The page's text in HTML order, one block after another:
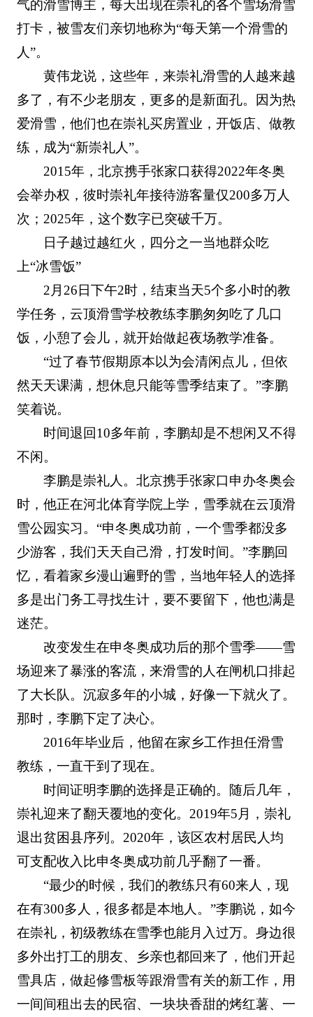
气的滑雪博主，每天出现在崇礼的各个雪场滑雪
打卡，被雪友们亲切地称为“每天第一个滑雪的
人”。
黄伟龙说，这些年，来崇礼滑雪的人越来越
多了，有不少老朋友，更多的是新面孔。因为热
爱滑雪，他们也在崇礼买房置业，开饭店、做教
练，成为“新崇礼人”。
2015年，北京携手张家口获得2022年冬奥
会举办权，彼时崇礼年接待游客量仅200多万人
次；2025年，这个数字已突破千万。
日子越过越红火，四分之一当地群众吃
上“冰雪饭”
2月26日下午2时，结束当天5个多小时的教
学任务，云顶滑雪学校教练李鹏匆匆吃了几口
饭，小憩了会儿，就开始做起夜场教学准备。
“过了春节假期原本以为会清闲点儿，但依
然天天课满，想休息只能等雪季结束了。”李鹏
笑着说。
时间退回10多年前，李鹏却是不想闲又不得
不闲。
李鹏是崇礼人。北京携手张家口申办冬奥会
时，他正在河北体育学院上学，雪季就在云顶滑
雪公园实习。“申冬奥成功前，一个雪季都没多
少游客，我们天天自己滑，打发时间。”李鹏回
忆，看着家乡漫山遍野的雪，当地年轻人的选择
多是出门务工寻找生计，要不要留下，他也满是
迷茫。
改变发生在申冬奥成功后的那个雪季——雪
场迎来了暴涨的客流，来滑雪的人在闸机口排起
了大长队。沉寂多年的小城，好像一下就火了。
那时，李鹏下定了决心。
2016年毕业后，他留在家乡工作担任滑雪
教练，一直干到了现在。
时间证明李鹏的选择是正确的。随后几年，
崇礼迎来了翻天覆地的变化。2019年5月，崇礼
退出贫困县序列。2020年，该区农村居民人均
可支配收入比申冬奥成功前几乎翻了一番。
“最少的时候，我们的教练只有60来人，现
在有300多人，很多都是本地人。”李鹏说，如今
在崇礼，初级教练在雪季也能月入过万。身边很
多外出打工的朋友、乡亲也都回来了，他们开起
雪具店，做起修雪板等跟滑雪有关的新工作，用
一间间租出去的民宿、一块块香甜的烤红薯、一